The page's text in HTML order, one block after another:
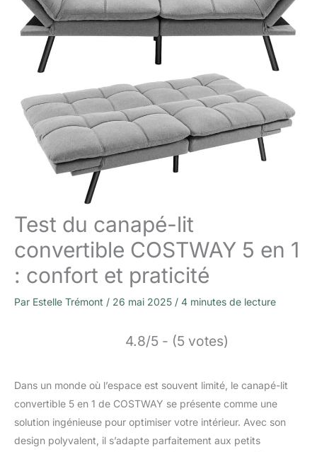
Test du canapé-lit
convertible COSTWAY 5 en 1
: confort et praticité
Par Estelle Trémont / 26 mai 2025 / 4 minutes de lecture
4.8/5 - (5 votes)
Dans un monde où l’espace est souvent limité, le canapé-lit
convertible 5 en 1 de COSTWAY se présente comme une
solution ingénieuse pour optimiser votre intérieur. Avec son
design polyvalent, il s’adapte parfaitement aux petits